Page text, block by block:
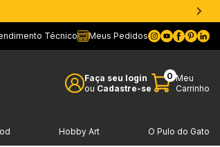
Técnico Meus Pedidos
Faça seu login
ou Cadastre-se
0 Meu
Carrinho
Hobby Art O Pulo do Gato